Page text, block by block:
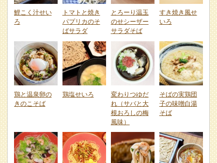
鯉こく汁せい
ろ
トマトと焼き
パプリカのそ
ばサラダ
とろーり温玉
のせシーザー
サラダそば
すき焼き風せ
いろ
鶏と温泉卵の
きのこそば
鶏塩せいろ
変わりつゆだ
れ（サバと大
根おろしの梅
風味）
そばの実鶏団
子の味噌白湯
そば